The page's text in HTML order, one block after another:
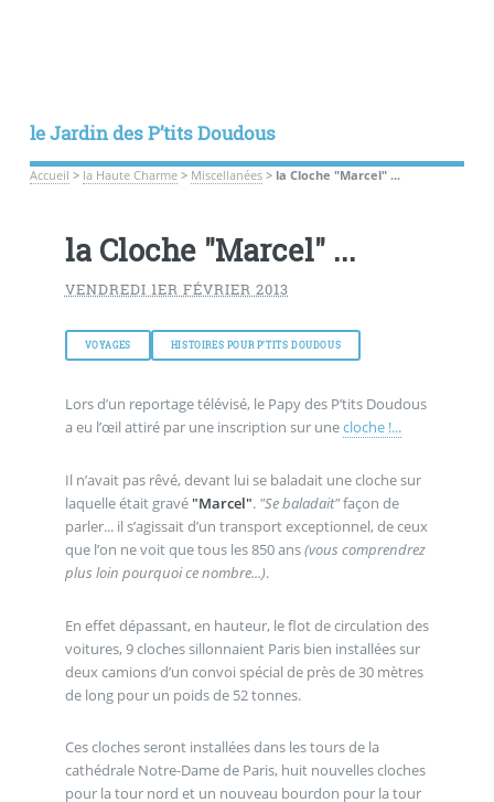
le Jardin des P’tits Doudous
Accueil > la Haute Charme> Miscellanées> la Cloche "Marcel" ...
la Cloche "Marcel" ...
VENDREDI 1ER FÉVRIER 2013
VOYAGES HISTOIRES POUR P’TITS DOUDOUS
Lors d’un reportage télévisé, le Papy des P’tits Doudous
a eu l’œil attiré par une inscription sur unecloche !...
Il n’avait pas rêvé, devant lui se baladait une cloche sur
laquelle était gravé "Marcel". "Se baladait"façon de
parler... il s’agissait d’un transport exceptionnel, de ceux
que l’on ne voit que tous les 850 ans(vous comprendrez
plus loin pourquoi ce nombre...).
En effet dépassant, en hauteur, le flot de circulation des
voitures, 9 cloches sillonnaient Paris bien installées sur
deux camions d’un convoi spécial de près de 30 mètres
de long pour un poids de 52 tonnes.
Ces cloches seront installées dans les tours de la
cathédrale Notre-Dame de Paris, huit nouvelles cloches
pour la tour nord et un nouveau bourdon pour la tour